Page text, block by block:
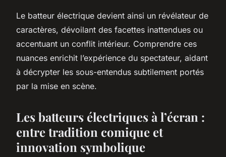
Le batteur électrique devient ainsi un révélateur de
caractères, dévoilant des facettes inattendues ou
accentuant un conflit intérieur. Comprendre ces
nuances enrichit l’expérience du spectateur, aidant
à décrypter les sous-entendus subtilement portés
par la mise en scène.
Les batteurs électriques à l’écran :
entre tradition comique et
innovation symbolique